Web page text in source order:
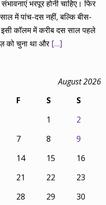
भरपूर होनी चाहिए। फिर
में पांच-दस नहीं, बल्कि बीस-
कॉलम में करीब दस साल पहले
को चुना था और[…]
August 2026
F S
S
1
2
7 8
9
14 15
16
21 22
23
28 29
30